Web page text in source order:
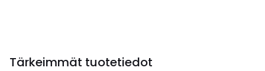
Tärkeimmät tuotetiedot